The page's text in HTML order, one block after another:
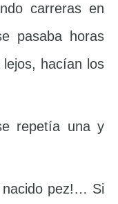
carreras en
pasaba horas
hacían los
repetía una y
nacido pez!… Si